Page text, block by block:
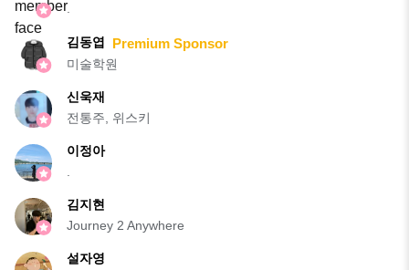
.
김동엽 Premium Sponsor
미술학원
신욱재
전통주, 위스키
이정아
김지현
Journey 2 Anywhere
설자영